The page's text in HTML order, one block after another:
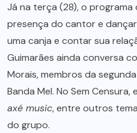
Já na terça (28), o
presença do cantor e
uma canja e contar sua
Guimarães ainda conversa
Morais, membros da
Banda Mel. No Sem
axé music, entre outros
do grupo.